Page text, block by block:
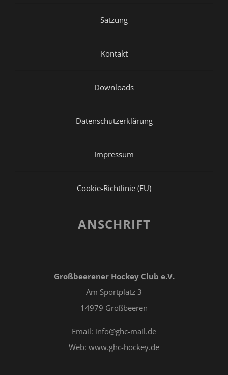
Satzung
Kontakt
Downloads
Datenschutzerklärung
Impressum
Cookie-Richtlinie (EU)
ANSCHRIFT
Großbeerener Hockey Club e.V.
Am Sportplatz 3
14979 Großbeeren
Email: info@ghc-mail.de
Web: www.ghc-hockey.de